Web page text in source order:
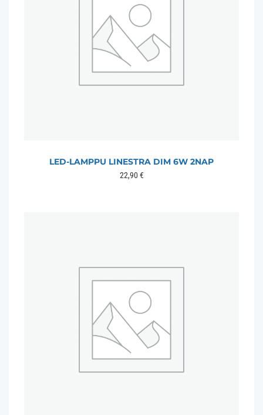
LED-LAMPPU LINESTRA DIM 6W 2NAP
22,90€